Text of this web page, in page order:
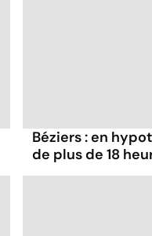
Béziers : en
de plus de 18